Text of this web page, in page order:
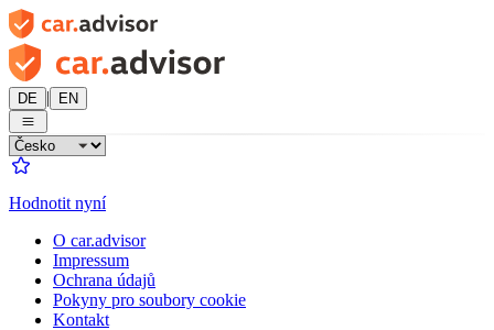
DE | EN
Hodnotit nyní
O car.advisor
Impressum
Ochrana údajů
Pokyny pro soubory cookie
Kontakt